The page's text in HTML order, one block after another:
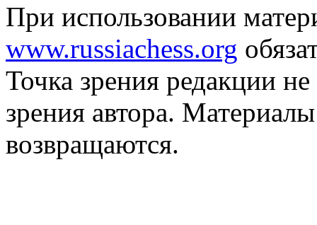
При использовании
www.russiachess.org
Точка зрения редакции не
зрения автора.
возвращаются.